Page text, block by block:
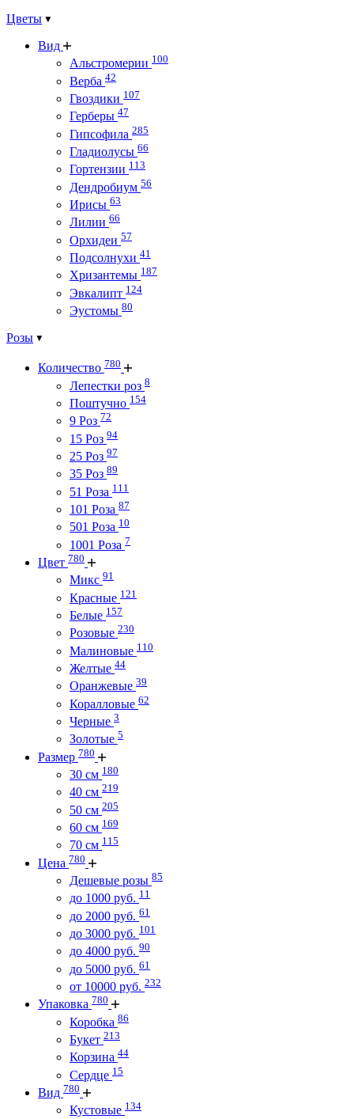
Цветы
Вид
Альстромерии 100
Верба 42
Гвоздики 107
Герберы 47
Гипсофила 285
Гладиолусы 66
Гортензии 113
Дендробиум 56
Ирисы 63
Лилии 66
Орхидеи 57
Подсолнухи 41
Хризантемы 187
Эвкалипт 124
Эустомы 80
Розы
Количество 780
Лепестки роз 8
Поштучно 154
9 Роз 72
15 Роз 94
25 Роз 97
35 Роз 89
51 Роза 111
101 Роза 87
501 Роза 10
1001 Роза 7
Цвет 780
Микс 91
Красные 121
Белые 157
Розовые 230
Малиновые 110
Желтые 44
Оранжевые 39
Коралловые 62
Черные 3
Золотые 5
Размер 780
30 см 180
40 см 219
50 см 205
60 см 169
70 см 115
Цена 780
Дешевые розы 85
до 1000 руб. 11
до 2000 руб. 61
до 3000 руб. 101
до 4000 руб. 90
до 5000 руб. 61
от 10000 руб. 232
Упаковка 780
Коробка 86
Букет 213
Корзина 44
Сердце 15
Вид 780
Кустовые 134